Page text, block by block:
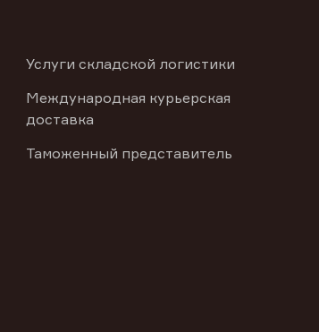
Услуги складской логистики
Международная курьерская
доставка
Таможенный представитель